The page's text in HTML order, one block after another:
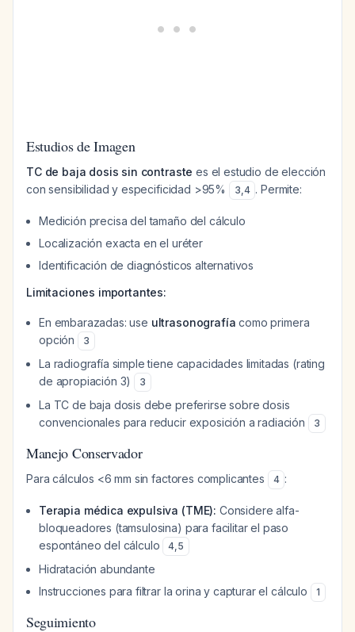
Estudios de Imagen
TC de baja dosis sin contraste es el estudio de elección
con sensibilidad y especificidad >95%
3,4 . Permite:
Medición precisa del tamaño del cálculo
Localización exacta en el uréter
Identificación de diagnósticos alternativos
Limitaciones importantes:
En embarazadas: use ultrasonografía como primera
opción
3
La radiografía simple tiene capacidades limitadas (rating
de apropiación 3)
3
La TC de baja dosis debe preferirse sobre dosis
convencionales para reducir exposición a radiación
3
Manejo Conservador
Para cálculos <6 mm sin factores complicantes 4 :
Terapia médica expulsiva (TME): Considere alfa-
bloqueadores (tamsulosina) para facilitar el paso
espontáneo del cálculo
4,5
Hidratación abundante
Instrucciones para filtrar la orina y capturar el cálculo
1
Seguimiento